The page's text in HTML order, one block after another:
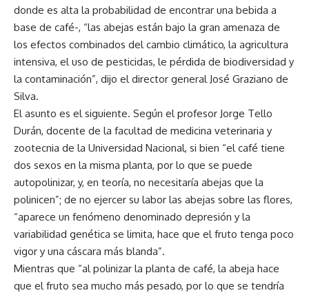
donde es alta la probabilidad de encontrar una bebida a
base de café-, “las abejas están bajo la gran amenaza de
los efectos combinados del cambio climático, la agricultura
intensiva, el uso de pesticidas, le pérdida de biodiversidad y
la contaminación”, dijo el director general José Graziano de
Silva.
El asunto es el siguiente. Según el profesor Jorge Tello
Durán, docente de la facultad de medicina veterinaria y
zootecnia de la Universidad Nacional, si bien “el café tiene
dos sexos en la misma planta, por lo que se puede
autopolinizar, y, en teoría, no necesitaría abejas que la
polinicen”; de no ejercer su labor las abejas sobre las flores,
“aparece un fenómeno denominado depresión y la
variabilidad genética se limita, hace que el fruto tenga poco
vigor y una cáscara más blanda”.
Mientras que “al polinizar la planta de café, la abeja hace
que el fruto sea mucho más pesado, por lo que se tendría